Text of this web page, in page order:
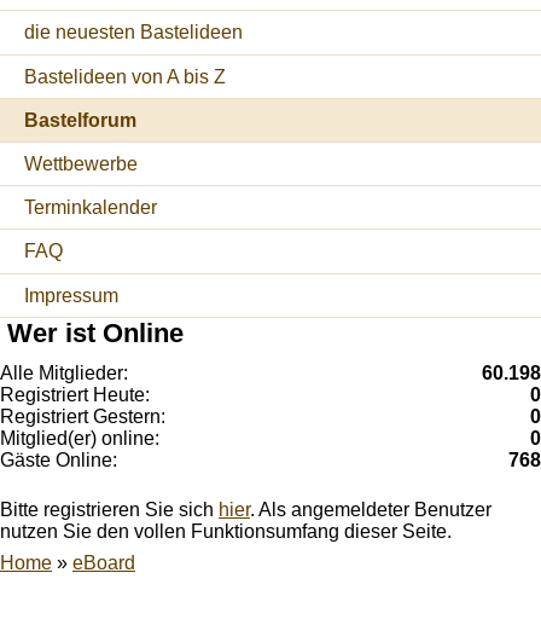
die neuesten Bastelideen
Bastelideen von A bis Z
Bastelforum
Wettbewerbe
Terminkalender
FAQ
Impressum
Wer ist Online
Alle Mitglieder:
60.198
Registriert Heute:
0
Registriert Gestern:
0
Mitglied(er) online:
0
Gäste Online:
768
Bitte registrieren Sie sich hier. Als angemeldeter Benutzer
nutzen Sie den vollen Funktionsumfang dieser Seite.
Home » eBoard